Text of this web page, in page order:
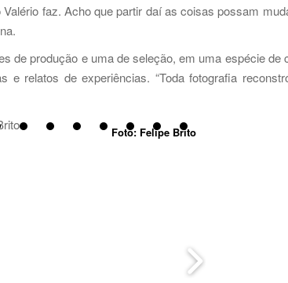
faz. Acho que partir daí as coisas possam
de produção e uma de seleção, em uma espécie de
relatos de experiências. “Toda fotografia
Foto: Felipe Brito